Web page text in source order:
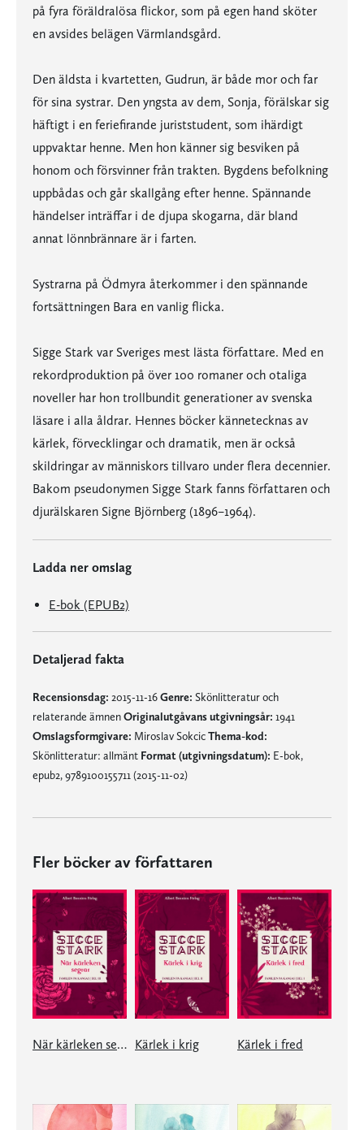
på fyra föräldralösa flickor, som på egen hand sköter
en avsides belägen Värmlandsgård.
Den äldsta i kvartetten, Gudrun, är både mor och far
för sina systrar. Den yngsta av dem, Sonja, förälskar sig
häftigt i en feriefirande juriststudent, som ihärdigt
uppvaktar henne. Men hon känner sig besviken på
honom och försvinner från trakten. Bygdens befolkning
uppbådas och går skallgång efter henne. Spännande
händelser inträffar i de djupa skogarna, där bland
annat lönnbrännare är i farten.
Systrarna på Ödmyra återkommer i den spännande
fortsättningen Bara en vanlig flicka.
Sigge Stark var Sveriges mest lästa författare. Med en
rekordproduktion på över 100 romaner och otaliga
noveller har hon trollbundit generationer av svenska
läsare i alla åldrar. Hennes böcker kännetecknas av
kärlek, förvecklingar och dramatik, men är också
skildringar av människors tillvaro under flera decennier.
Bakom pseudonymen Sigge Stark fanns författaren och
djurälskaren Signe Björnberg (1896–1964).
Ladda ner omslag
E-bok (EPUB2)
Detaljerad fakta
Recensionsdag: 2015-11-16Genre: Skönlitteratur och
relaterande ämnenOriginalutgåvans utgivningsår: 1941
Omslagsformgivare: Miroslav SokcicThema-kod:
Skönlitteratur: allmänt Format (utgivningsdatum): E-bok,
epub2, 9789100155711 (2015-11-02)
Fler böcker av författaren
När kärleken segrar Kärlek i krig Kärlek i fred